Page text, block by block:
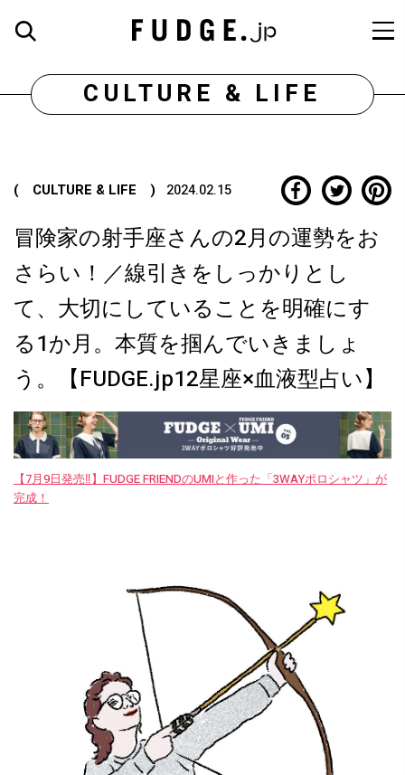
CULTURE & LIFE
( CULTURE & LIFE ) 2024.02.15
冒険家の射手座さんの2月の運勢をお
さらい！／線引きをしっかりとし
て、大切にしていることを明確にす
る1か月。本質を掴んでいきましょ
う。【FUDGE.jp12星座×血液型占い】
【7月9日発売‼︎】FUDGE FRIENDのUMIと作った「3WAYポロシャツ」が
完成！